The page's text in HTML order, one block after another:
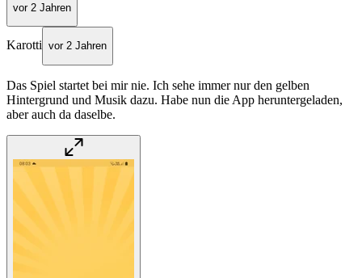
vor 2 Jahren
Karotti vor 2 Jahren
Das Spiel startet bei mir nie. Ich sehe immer nur den gelben
Hintergrund und Musik dazu. Habe nun die App heruntergeladen,
aber auch da daselbe.